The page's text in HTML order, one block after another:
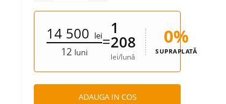
14 500 lei
12 luni
=
1
208
lei/lună
0%
SUPRAPLATĂ
ADAUGA IN COS